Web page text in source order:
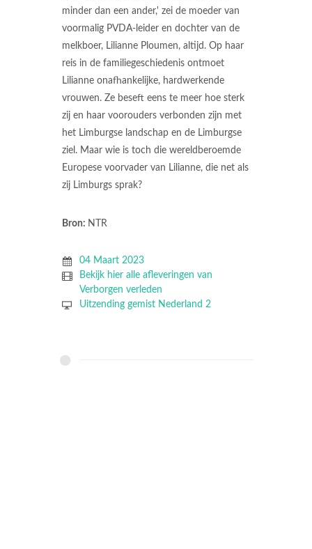
minder dan een ander,' zei de moeder van
voormalig PVDA-leider en dochter van de
melkboer, Lilianne Ploumen, altijd. Op haar
reis in de familiegeschiedenis ontmoet
Lilianne onafhankelijke, hardwerkende
vrouwen. Ze beseft eens te meer hoe sterk
zij en haar voorouders verbonden zijn met
het Limburgse landschap en de Limburgse
ziel. Maar wie is toch die wereldberoemde
Europese voorvader van Lilianne, die net als
zij Limburgs sprak?
Bron: NTR
04 Maart 2023
Bekijk hier alle afleveringen van
Verborgen verleden
Uitzending gemist Nederland 2